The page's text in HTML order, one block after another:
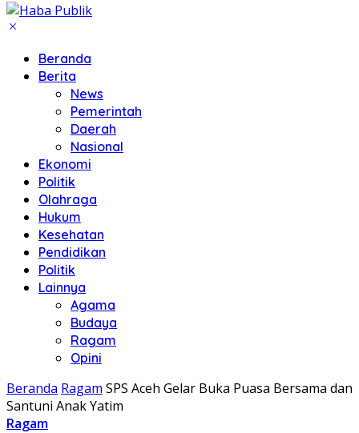
Beranda
Berita
News
Pemerintah
Daerah
Nasional
Ekonomi
Politik
Olahraga
Hukum
Kesehatan
Pendidikan
Politik
Lainnya
Agama
Budaya
Ragam
Opini
Beranda Ragam SPS Aceh Gelar Buka Puasa Bersama dan
Santuni Anak Yatim
Ragam